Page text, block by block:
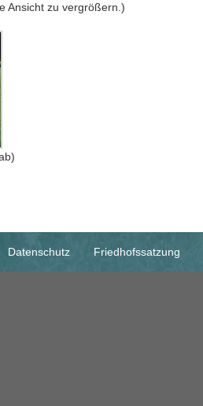
Ansicht zu vergrößern.)
Datenschutz Friedhofssatzung